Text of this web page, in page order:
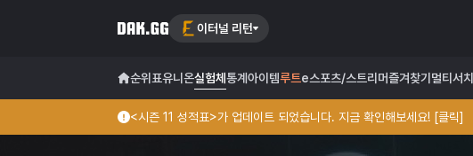
이터널 리턴
순위표유니온실험체 통계 아이템루트e스포츠/스트리머즐겨찾기 멀티서치
<시즌 11 성적표>가 업데이트 되었습니다. 지금 확인해보세요! [클릭]